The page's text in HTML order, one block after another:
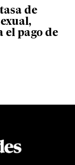
de
el pago de